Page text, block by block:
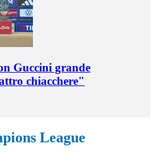
Guccini grande
chiacchere"
League